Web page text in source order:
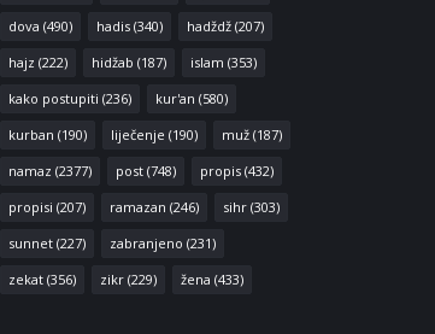
dova (490) hadis(340) hadždž(207)
hajz (222) hidžab (187) islam (353)
kako postupiti (236) kur'an (580)
kurban (190) liječenje (190) muž(187)
namaz (2377) post(748) propis(432)
propisi (207) ramazan (246) sihr(303)
sunnet(227) zabranjeno (231)
zekat(356) zikr(229) žena (433)